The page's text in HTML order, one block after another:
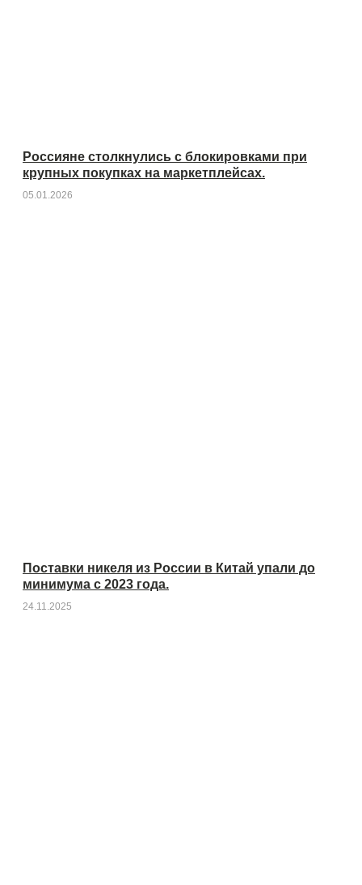
Россияне столкнулись с блокировками при
крупных покупках на маркетплейсах.
05.01.2026
Поставки никеля из России в Китай упали до
минимума с 2023 года.
24.11.2025